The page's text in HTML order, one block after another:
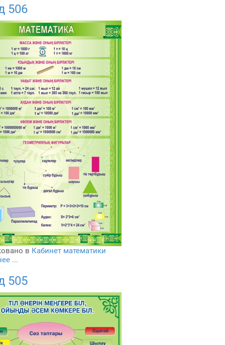
506
в Кабинет математики
...
505